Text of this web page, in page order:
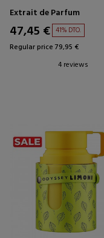
Extrait de Parfum
47,45 € 41% DTO.
Regular price 79,95 €
4 reviews